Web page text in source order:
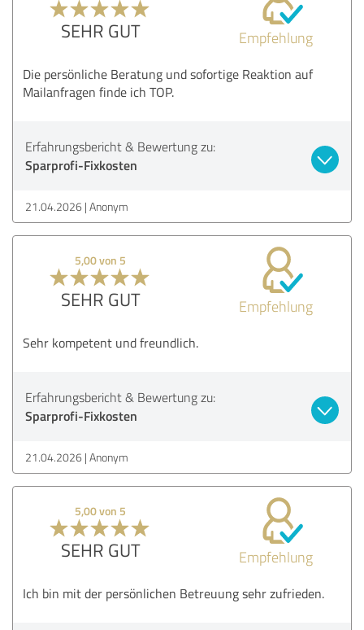
SEHR GUT Empfehlung
Die persönliche Beratung und sofortige Reaktion auf
Mailanfragen finde ich TOP.
Erfahrungsbericht & Bewertung zu:
Sparprofi-Fixkosten
21.04.2026 Anonym
5,00 von 5
SEHR GUT Empfehlung
Sehr kompetent und freundlich.
Erfahrungsbericht & Bewertung zu:
Sparprofi-Fixkosten
21.04.2026 Anonym
5,00 von 5
SEHR GUT Empfehlung
Ich bin mit der persönlichen Betreuung sehr zufrieden.